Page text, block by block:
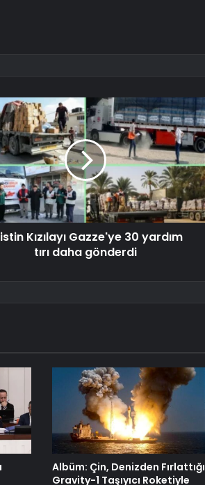
Kızılayı Gazze'ye 30 yardım
tırı daha gönderdi
Albüm: Çin, Denizden Fırlattığı
Gravity-1 Taşıyıcı Roketiyle